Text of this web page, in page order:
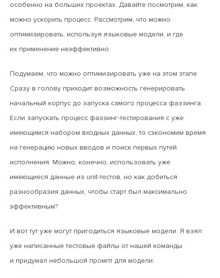
особенно на больших проектах. Давайте посмотрим, как
можно ускорить процесс. Рассмотрим, что можно
оптимизировать, используя языковые модели, и где
их применение неэффективно.
Подумаем, что можно оптимизировать уже на этом этапе.
Сразу в голову приходит возможность генерировать
начальный корпус до запуска самого процесса фаззинга.
Если запускать процесс фаззинг-тестирования с уже
имеющимся набором входных данных, то сэкономим время
на генерацию новых вводов и поиск первых путей
исполнения. Можно, конечно, использовать уже
имеющиеся данные из unit-тестов, но как добиться
разнообразия данных, чтобы старт был максимально
эффективным?
И вот тут уже могут пригодиться языковые модели. Я взял
уже написанные тестовые файлы от нашей команды
и придумал небольшой промпт для модели: